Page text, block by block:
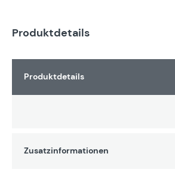
Produktdetails
Produktdetails
Zusatzinformationen